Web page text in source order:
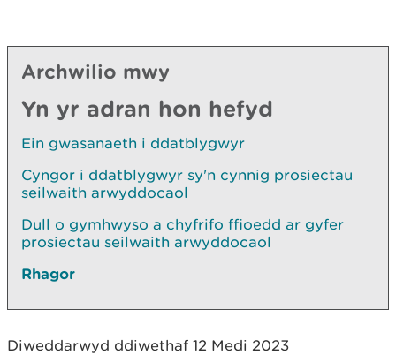
Archwilio mwy
Yn yr adran hon hefyd
Ein gwasanaeth i ddatblygwyr
Cyngor i ddatblygwyr sy'n cynnig prosiectau
seilwaith arwyddocaol
Dull o gymhwyso a chyfrifo ffioedd ar gyfer
prosiectau seilwaith arwyddocaol
Rhagor
Diweddarwyd ddiwethaf 12 Medi 2023